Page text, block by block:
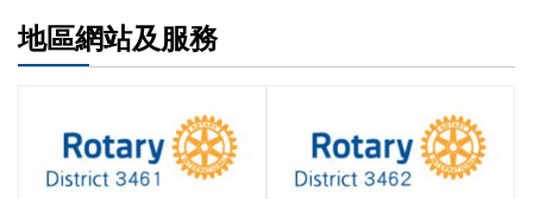
地區網站及服務